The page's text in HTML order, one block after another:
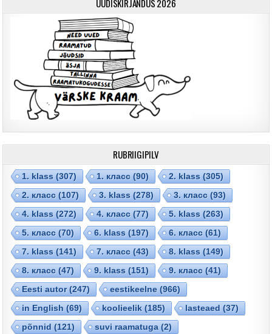
UUDISKIRJANDUS 2026
RUBRIIGIPILV
1. klass (307) 1. класс (90) 2. klass (305)
2. класс (107) 3. klass (278) 3. класс (93)
4. klass (272) 4. класс (77) 5. klass (263)
5. класс (70) 6. klass (197) 6. класс (61)
7. klass (141) 7. класс (43) 8. klass (149)
8. класс (47) 9. klass (151) 9. класс (41)
Eesti autor(247) eestikeelne (966)
in English (69) koolieelik (185) lasteaed (37)
põnnid (121) suvi raamatuga (2)